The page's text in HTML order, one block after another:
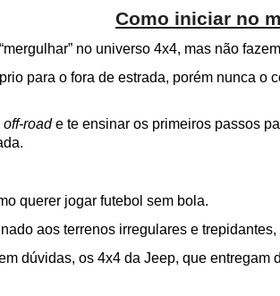
Como iniciar no
no universo 4x4, mas não
para o fora de estrada, porém nunca
off-road e te ensinar os primeiros passos
querer jogar futebol sem bola.
aos terrenos irregulares e
dúvidas, os 4x4 da Jeep, que